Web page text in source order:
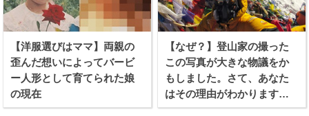
【洋服選びはママ】両親の
歪んだ想いによってバービ
ー人形として育てられた娘
の現在
【なぜ？】登山家の撮った
この写真が大きな物議をか
もしました。さて、あなた
はその理由がわかります
か？